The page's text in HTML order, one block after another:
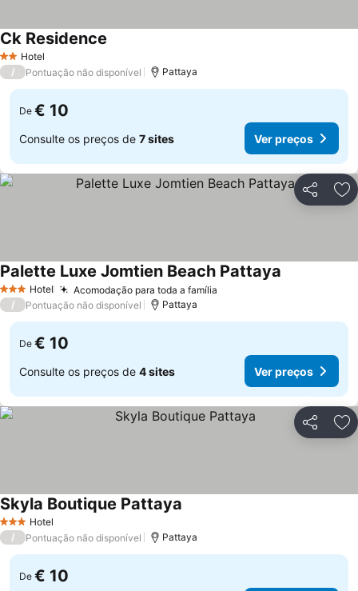
2 Estrelas
Hotel
Ck Residence
/ Pontuação não disponível Pattaya
De € 10
Consulte os preços de 7 sites Ver preços
Partilhar
3 EstrelasHotel Acomodação para toda a família
Palette Luxe Jomtien Beach Pattaya
/ Pontuação não disponível Pattaya
De € 10
Consulte os preços de 4 sites Ver preços
Partilhar
3 EstrelasHotel
Skyla Boutique Pattaya
/ Pontuação não disponível Pattaya
De € 10